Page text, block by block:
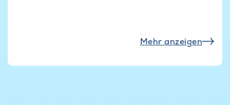
Mehr anzeigen